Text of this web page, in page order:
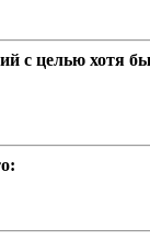
с целью хотя